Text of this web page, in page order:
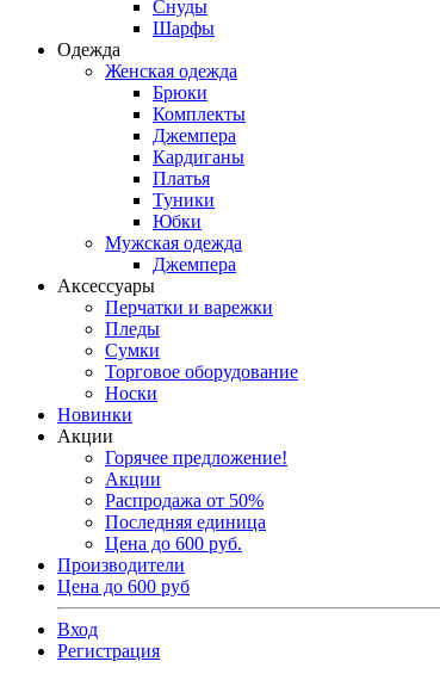
Снуды
Шарфы
Одежда
Женская одежда
Брюки
Комплекты
Джемпера
Кардиганы
Платья
Туники
Юбки
Мужская одежда
Джемпера
Аксессуары
Перчатки и варежки
Пледы
Сумки
Торговое оборудование
Носки
Новинки
Акции
Горячее предложение!
Акции
Распродажа от 50%
Последняя единица
Цена до 600 руб.
Производители
Цена до 600 руб
Вход
Регистрация